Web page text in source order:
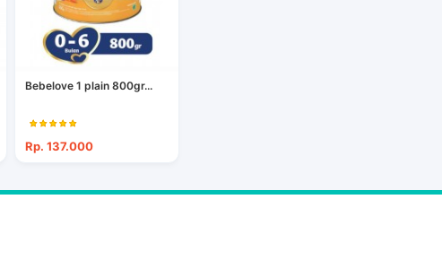
Bebelove 1 plain 800gr...
Rp. 137.000